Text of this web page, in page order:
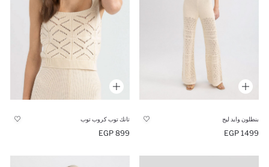
بنطلون وايد ليج
1499 EGP
تانك توب كروب توب
899 EGP